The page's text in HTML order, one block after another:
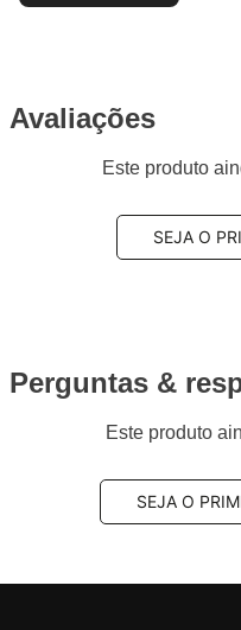
Avaliações
Este produto
SEJA O
Perguntas &
Este produto
SEJA O